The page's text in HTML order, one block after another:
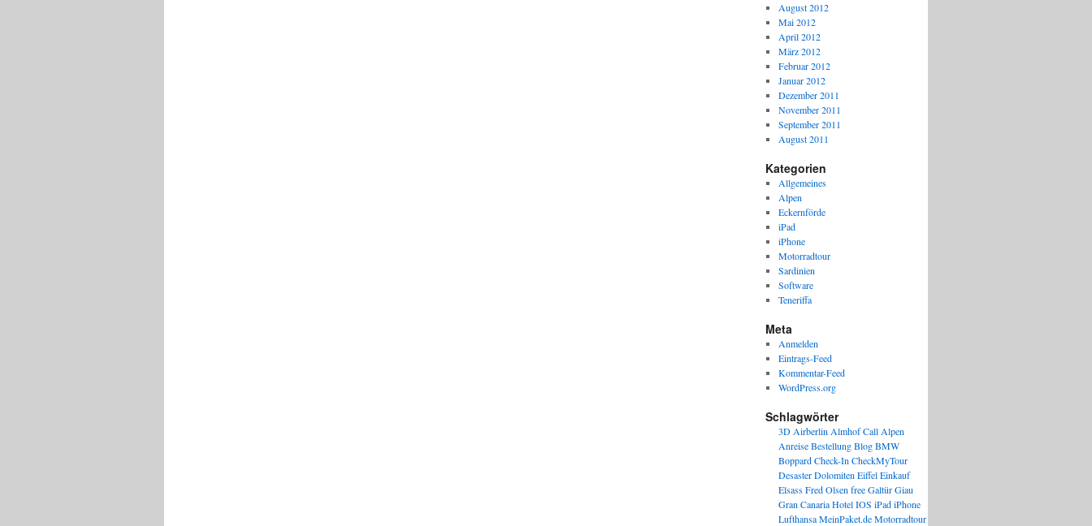
August 2012
Mai 2012
April 2012
März 2012
Februar 2012
Januar 2012
Dezember 2011
November 2011
September 2011
August 2011
Kategorien
Allgemeines
Alpen
Eckernförde
iPad
iPhone
Motorradtour
Sardinien
Software
Teneriffa
Meta
Anmelden
Eintrags-Feed
Kommentar-Feed
WordPress.org
Schlagwörter
3D Airberlin Almhof Call Alpen
Anreise Bestellung Blog BMW
Boppard Check-In CheckMyTour
Desaster Dolomiten Eiffel Einkauf
Elsass Fred Olsen free Galtür Giau
Gran Canaria Hotel IOS iPad iPhone
Lufthansa MeinPaket.de Motorradtour